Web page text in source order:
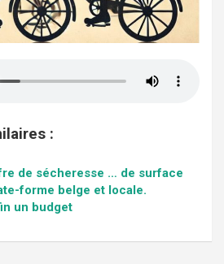
:
de sécheresse … de surface
forme belge et locale.
un budget